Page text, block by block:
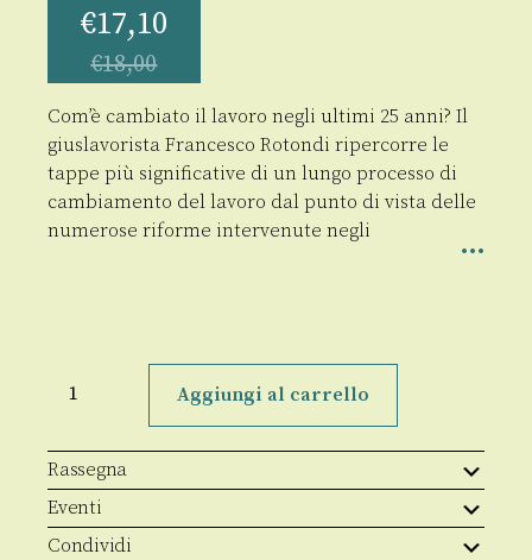
€17,10
€18,00
Com’è cambiato il lavoro negli ultimi 25 anni? Il
giuslavorista Francesco Rotondi ripercorre le
tappe più significative di un lungo processo di
cambiamento del lavoro dal punto di vista delle
numerose riforme intervenute negli
cambiato
del
lavoro
in
Italia
e
come
Aggiungi al carrello
Rassegna
Eventi
Condividi